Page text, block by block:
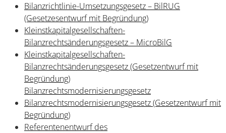
Bilanzrichtlinie-Umsetzungsgesetz – BilRUG
(Gesetzesentwurf mit Begründung)
Kleinstkapitalgesellschaften-
Bilanzrechtsänderungsgesetz – MicroBilG
Kleinstkapitalgesellschaften-
Bilanzrechtsänderungsgesetz (Gesetzentwurf mit
Begründung)
Bilanzrechtsmodernisierungsgesetz
Bilanzrechtsmodernisierungsgesetz (Gesetzentwurf mit
Begründung)
Referentenentwurf des